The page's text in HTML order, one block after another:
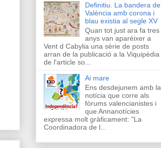
Definitiu. La bandera de
València amb corona i
blau existia al segle XV
Quan tot just ara fa tres
anys van aparéixer a
Vent d Cabylia una sèrie de posts
arran de la publicació a la Viquipèdia
de l'article so...
Ai mare
Ens desdejunem amb la
notícia que corre als
fòrums valencianistes i
que Annanotícies
expressa molt gràficament: "La
Coordinadora de l...